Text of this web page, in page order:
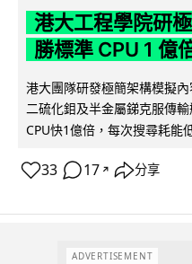
港大工程學院研
勝標準 CPU 1 億
港大團隊研發極簡架構模擬
二硫化鉬及半金屬銻克服傳
CPU快1億倍，每次搜尋耗能
33 17 ↗ 分享
ADVERTISEMENT